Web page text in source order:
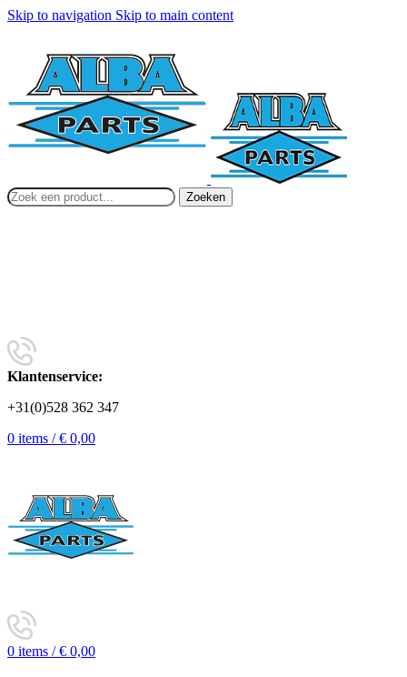
Skip to navigation Skip to main content
Zoeken
Klantenservice:
+31(0)528 362 347
0 items / € 0,00
0 items / € 0,00